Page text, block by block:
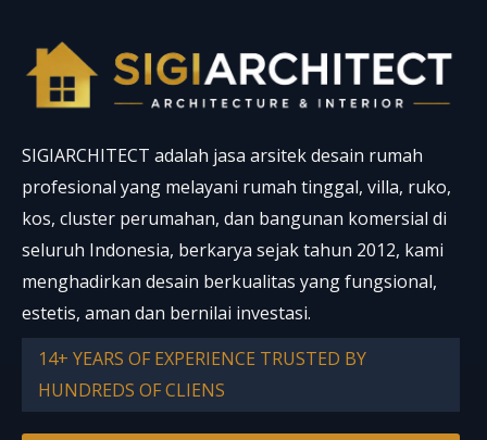
SIGIARCHITECT adalah jasa arsitek desain rumah
profesional yang melayani rumah tinggal, villa, ruko,
kos, cluster perumahan, dan bangunan komersial di
seluruh Indonesia, berkarya sejak tahun 2012, kami
menghadirkan desain berkualitas yang fungsional,
estetis, aman dan bernilai investasi.
14+ YEARS OF EXPERIENCE TRUSTED BY
HUNDREDS OF CLIENS